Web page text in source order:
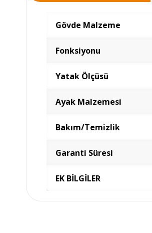
Gövde Malzeme
Fonksiyonu
Yatak Ölçüsü
Ayak Malzemesi
Bakım/Temizlik
Garanti Süresi
EK BİLGİLER